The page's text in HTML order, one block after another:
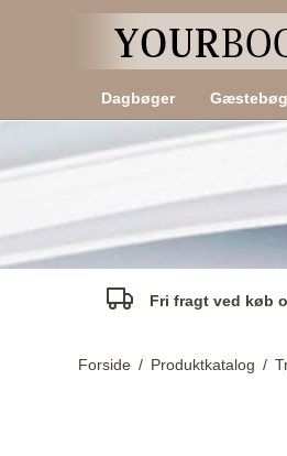
Dagbøger
Fri fragt ved køb
Forside / Produktkatalog /